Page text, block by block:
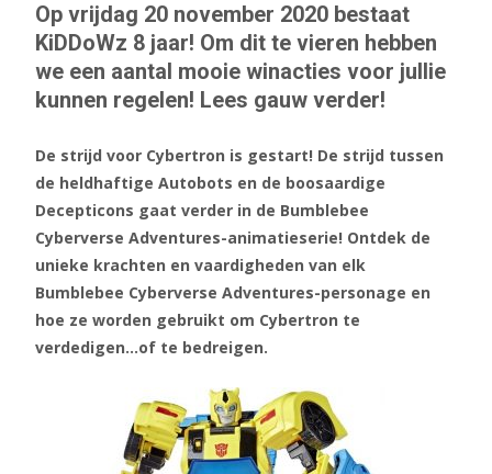
Op vrijdag 20 november 2020 bestaat
KiDDoWz 8 jaar! Om dit te vieren hebben
we een aantal mooie winacties voor jullie
kunnen regelen! Lees gauw verder!
De strijd voor Cybertron is gestart! De strijd tussen
de heldhaftige Autobots en de boosaardige
Decepticons gaat verder in de Bumblebee
Cyberverse Adventures-animatieserie! Ontdek de
unieke krachten en vaardigheden van elk
Bumblebee Cyberverse Adventures-personage en
hoe ze worden gebruikt om Cybertron te
verdedigen…of te bedreigen.